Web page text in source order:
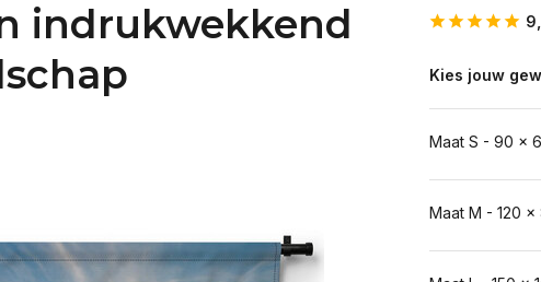
indrukwekkend
Kies jouw
Maat S - 90 x
Maat M - 120 x